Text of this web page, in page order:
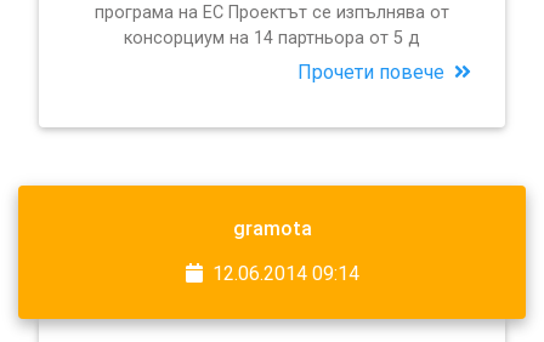
програма на ЕС Проектът се изпълнява от
консорциум на 14 партньора от 5 д
Прочети повече
gramota
12.06.2014 09:14